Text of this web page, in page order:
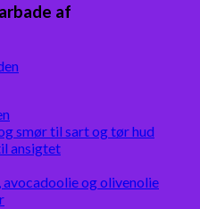
af
smør til sart og tør hud
ansigtet
og olivenolie